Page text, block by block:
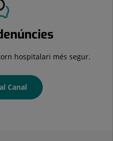
hospitalari més segur.
Canal